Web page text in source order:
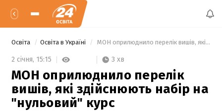
Освіта Освіта в Україні МОН оприлюднило перелік вишів, які здійснюють набір на "нульовий" курс
2 січня, 15:15 3 хв
МОН оприлюднило перелік
вишів, які здійснюють набір на
"нульовий" курс